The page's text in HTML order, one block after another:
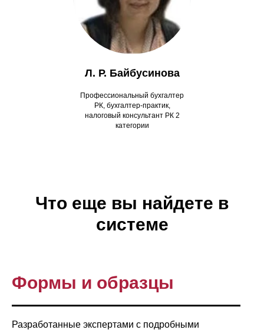
Л. Р. Байбусинова
Профессиональный бухгалтер
РК, бухгалтер-практик,
налоговый консультант РК 2
категории
Что еще вы найдете в
системе
Формы и образцы
Разработанные экспертами с подробными